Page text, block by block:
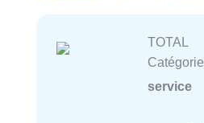
TOTAL
service